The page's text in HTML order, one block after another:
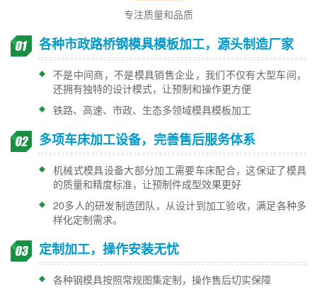
专注质量和品质
各种市政路桥钢模具模板加工，源头制造厂家
不是中间商，不是模具销售企业，我们不仅有大型车间，
还拥有独特的设计模式，让预制和操作更方便
铁路、高速、市政、生态多领域模具模板加工
多项车床加工设备，完善售后服务体系
机械式模具设备大部分加工需要车床配合，这保证了模具
的质量和精度标准，让预制件成型效果更好
20多人的研发制造团队，从设计到加工验收，满足各种多
样化定制需求。
定制加工，操作安装无忧
各种钢模具按照常规图集定制，操作售后切实保障